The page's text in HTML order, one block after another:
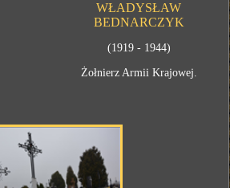
WŁADYSŁAW
BEDNARCZYK
(1919 - 1944)
Żołnierz Armii Krajowej.